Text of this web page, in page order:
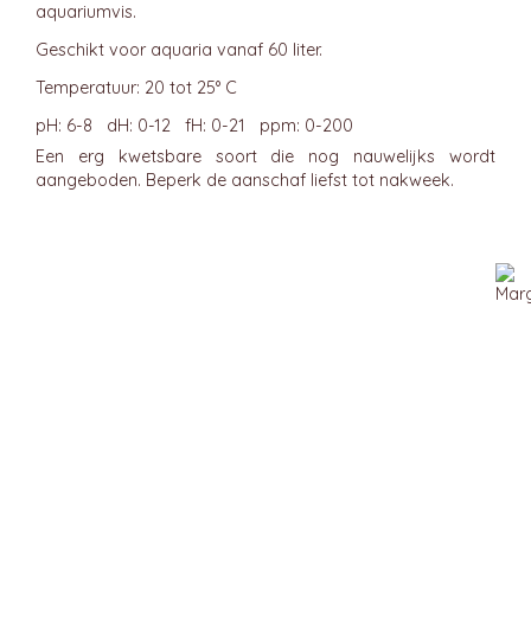
aquariumvis.
Geschikt voor aquaria vanaf 60 liter.
Temperatuur: 20 tot 25° C
pH: 6-8 dH: 0-12 fH: 0-21 ppm: 0-200
Een erg kwetsbare soort die nog nauwelijks wordt
aangeboden. Beperk de aanschaf liefst tot nakweek.